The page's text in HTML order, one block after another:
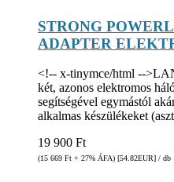
STRONG
ADAPTER
<!-- x-tinymce/html --
két, azonos elektromos
segítségével egymástól
alkalmas készülékeket
19 900 Ft
(15 669 Ft + 27% ÁFA) [54.82EUR] / db